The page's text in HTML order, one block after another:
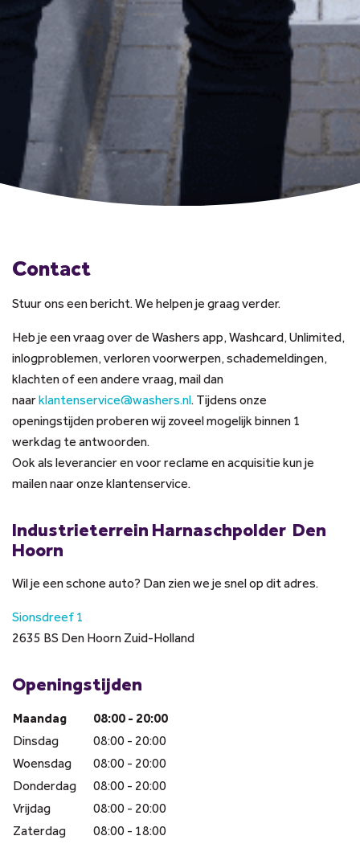
Contact
Stuur ons een bericht. We helpen je graag verder.
Heb je een vraag over de Washers app, Washcard, Unlimited,
inlogproblemen, verloren voorwerpen, schademeldingen,
klachten of een andere vraag, mail dan
naarklantenservice@washers.nl. Tijdens onze
openingstijden proberen wij zoveel mogelijk binnen 1
werkdag te antwoorden.
Ook als leverancier en voor reclame en acquisitie kun je
mailen naar onze klantenservice.
Industrieterrein Harnaschpolder Den
Hoorn
Wil je een schone auto? Dan zien we je snel op dit adres.
Sionsdreef 1
2635 BS Den Hoorn Zuid-Holland
Openingstijden
Maandag
08:00 - 20:00
Dinsdag
08:00 - 20:00
Woensdag
08:00 - 20:00
Donderdag
08:00 - 20:00
Vrijdag
08:00 - 20:00
Zaterdag
08:00 - 18:00